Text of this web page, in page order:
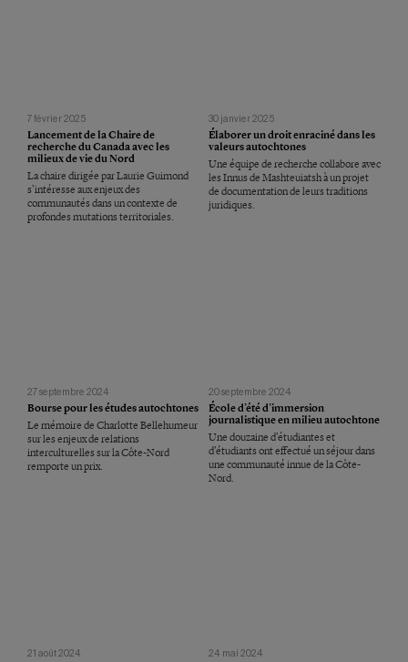
7 février 2025
Lancement de la Chaire de
recherche du Canada avec les
milieux de vie du Nord
La chaire dirigée par Laurie Guimond
s’intéresse aux enjeux des
communautés dans un contexte de
profondes mutations territoriales.
30 janvier 2025
Élaborer un droit enraciné dans les
valeurs autochtones
Une équipe de recherche collabore avec
les Innus de Mashteuiatsh à un projet
de documentation de leurs traditions
juridiques.
27 septembre 2024
Bourse pour les études autochtones
Le mémoire de Charlotte Bellehumeur
sur les enjeux de relations
interculturelles sur la Côte-Nord
remporte un prix.
20 septembre 2024
École d’été d’immersion
journalistique en milieu autochtone
Une douzaine d’étudiantes et
d’étudiants ont effectué un séjour dans
une communauté innue de la Côte-
Nord.
21 août 2024 24 mai 2024